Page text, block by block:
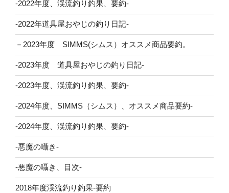
-2022年度、渓流釣り釣果、要約-
-2022年道具屋おやじの釣り日記-
－2023年度 SIMMS(シムス）オススメ商品要約。
-2023年度 道具屋おやじの釣り日記-
-2023年度、渓流釣り釣果、要約-
-2024年度、SIMMS（シムス）、オススメ商品要約-
-2024年度、渓流釣り釣果、要約-
-悪魔の囁き-
-悪魔の囁き、目次-
2018年度渓流釣り釣果-要約